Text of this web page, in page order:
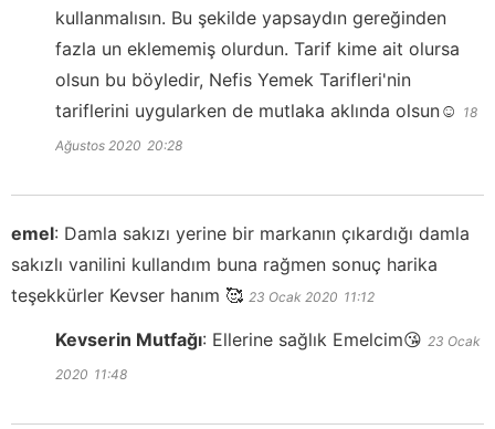
kullanmalısın. Bu şekilde yapsaydın gereğinden
fazla un eklememiş olurdun. Tarif kime ait olursa
olsun bu böyledir, Nefis Yemek Tarifleri'nin
tariflerini uygularken de mutlaka aklında olsun☺️ 18
Ağustos 2020 20:28
emel: Damla sakızı yerine bir markanın çıkardığı damla
sakızlı vanilini kullandım buna rağmen sonuç harika
teşekkürler Kevser hanım 🥰 23 Ocak 2020 11:12
Kevserin Mutfağı: Ellerine sağlık Emelcim😘 23 Ocak
2020 11:48